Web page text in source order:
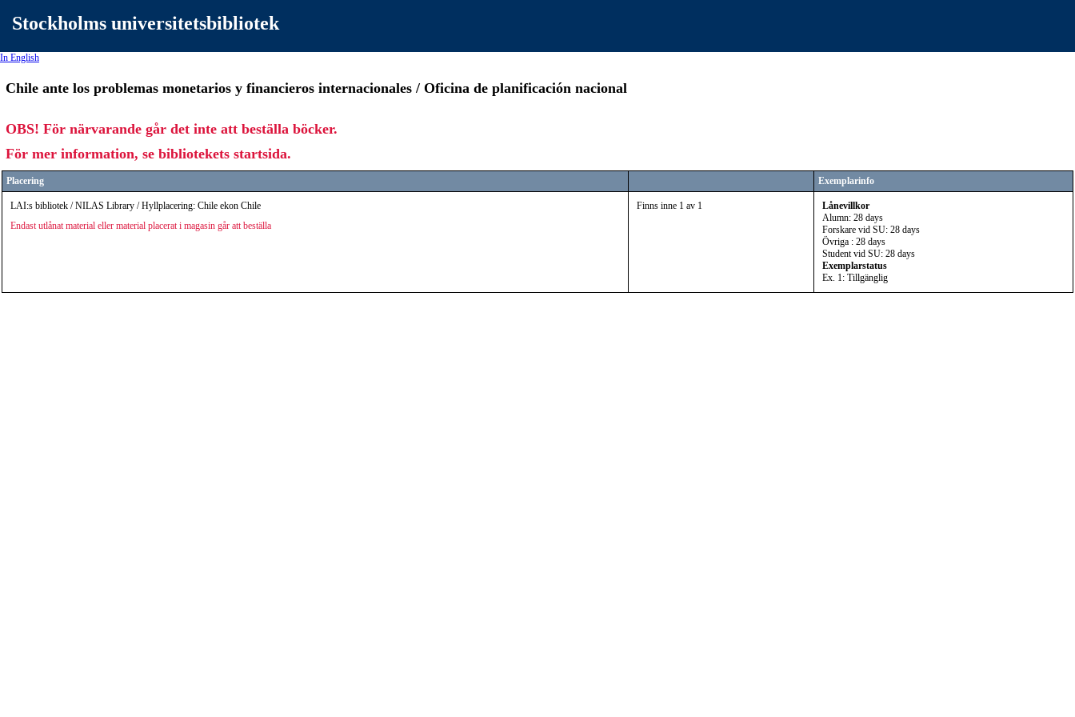
Stockholms universitetsbibliotek
In English
Chile ante los problemas monetarios y financieros internacionales / Oficina de planificación nacional
OBS! För närvarande går det inte att beställa böcker.
För mer information, se bibliotekets startsida.
Placering Exemplarinfo
LAI:s bibliotek / NILAS Library / Hyllplacering: Chile ekon Chile
Endast utlånat material eller material placerat i magasin går att beställa
Finns inne 1 av 1
Lånevillkor
Alumn: 28 days
Forskare vid SU: 28 days
Övriga : 28 days
Student vid SU: 28 days
Exemplarstatus
Ex. 1: Tillgänglig